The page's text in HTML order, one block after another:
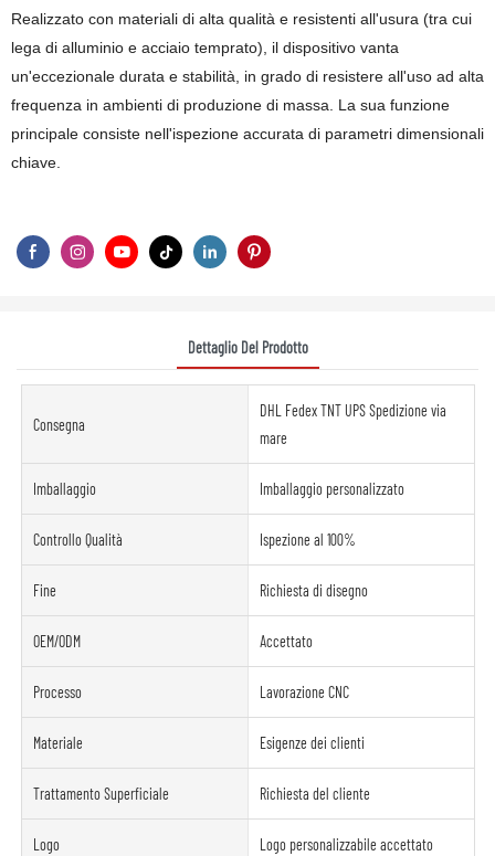
Realizzato con materiali di alta qualità e resistenti all'usura (tra cui
lega di alluminio e acciaio temprato), il dispositivo vanta
un'eccezionale durata e stabilità, in grado di resistere all'uso ad alta
frequenza in ambienti di produzione di massa. La sua funzione
principale consiste nell'ispezione accurata di parametri dimensionali
chiave.
Dettaglio Del Prodotto
Consegna
DHL Fedex TNT UPS Spedizione via
mare
Imballaggio Imballaggio personalizzato
Controllo Qualità Ispezione al 100%
Fine Richiesta di disegno
OEM/ODM Accettato
Processo Lavorazione CNC
Materiale Esigenze dei clienti
Trattamento Superficiale Richiesta del cliente
Logo Logo personalizzabile accettato